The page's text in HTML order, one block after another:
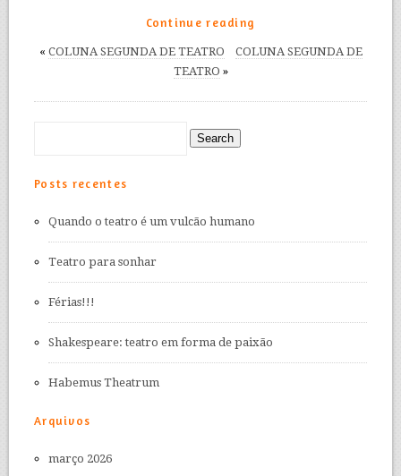
Continue reading
« COLUNA SEGUNDA DE TEATRO
COLUNA SEGUNDA DE
TEATRO »
Posts recentes
Quando o teatro é um vulcão humano
Teatro para sonhar
Férias!!!
Shakespeare: teatro em forma de paixão
Habemus Theatrum
Arquivos
março 2026